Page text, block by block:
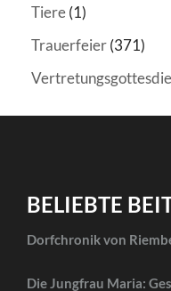
Tiere(1)
Trauerfeier(371)
BELIEBTE
Dorfchronik von
Die Jungfrau Maria: